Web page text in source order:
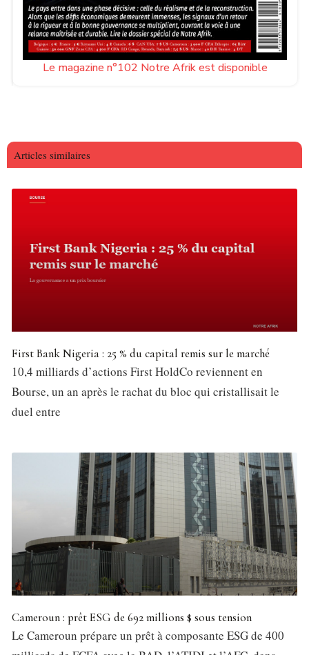
Le magazine n°102 Notre Afrik est disponible
Articles similaires
First Bank Nigeria : 25 % du capital remis sur le marché
10,4 milliards d’actions First HoldCo reviennent en
Bourse, un an après le rachat du bloc qui cristallisait le
duel entre
Cameroun : prêt ESG de 692 millions $ sous tension
Le Cameroun prépare un prêt à composante ESG de 400